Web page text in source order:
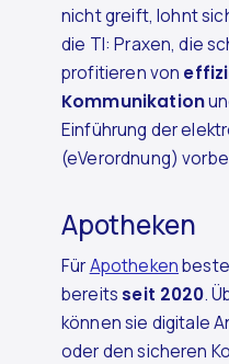
nicht greift, lohnt
die TI: Praxen, die
profitieren von
Kommunikation
Einführung der
(eVerordnung)
Apotheken
FürApotheken
bereits seit 2020.
können sie digitale
oder den sicheren